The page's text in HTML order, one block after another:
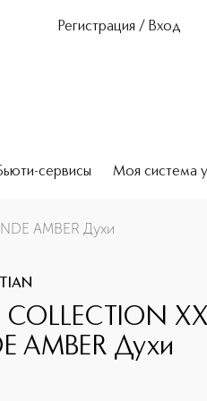
Регистрация / Вход
сервисы Моя система
AMBER Духи
COLLECTION
AMBER Духи